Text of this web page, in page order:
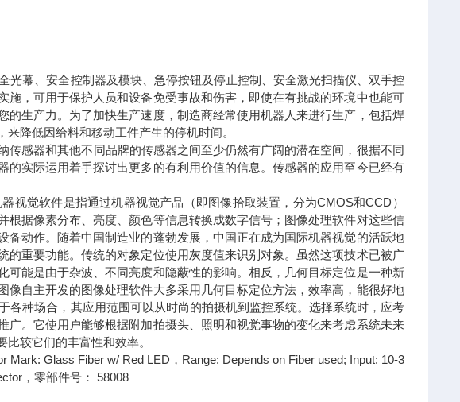
光幕、安全控制器及模块、急停按钮及停止控制、安全激光扫描仪、双手控
，可用于保护人员和设备免受事故和伤害，即使在有挑战的环境中也能可
生产力。为了加快生产速度，制造商经常使用机器人来进行生产，包括焊
降低因给料和移动工件产生的停机时间。
传感器和其他不同品牌的传感器之间至少仍然有广阔的潜在空间，很据不同
实际运用着手探讨出更多的有利用价值的信息。传感器的应用至今已经有
视觉软件是指通过机器视觉产品（即图像拾取装置，分为CMOS和CCD）
据像素分布、亮度、颜色等信息转换成数字信号；图像处理软件对这些信
动作。随着中国制造业的蓬勃发展，中国正在成为国际机器视觉的活跃地
重要功能。传统的对象定位使用灰度值来识别对象。虽然这项技术已被广
能是由于杂波、不同亮度和隐蔽性的影响。相反，几何目标定位是一种新
自主开发的图像处理软件大多采用几何目标定位方法，效率高，能很好地
各种场合，其应用范围可以从时尚的拍摄机到监控系统。选择系统时，应考
。它使用户能够根据附加拍摄头、照明和视觉事物的变化来考虑系统未来
较它们的丰富性和效率。
Glass Fiber w/ Red LED，Range: Depends on Fiber used; Input: 10-3
，零部件号： 58008